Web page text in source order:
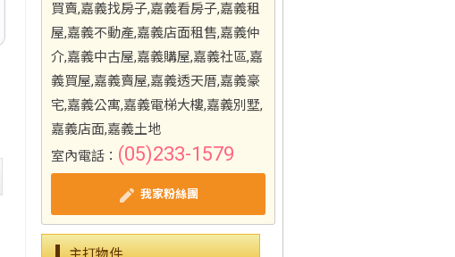
買賣,嘉義找房子,嘉義看房子,嘉義租
屋,嘉義不動產,嘉義店面租售,嘉義仲
介,嘉義中古屋,嘉義購屋,嘉義社區,嘉
義買屋,嘉義賣屋,嘉義透天厝,嘉義豪
宅,嘉義公寓,嘉義電梯大樓,嘉義別墅,
嘉義店面,嘉義土地
室內電話： (05)233-1579
我家粉絲團